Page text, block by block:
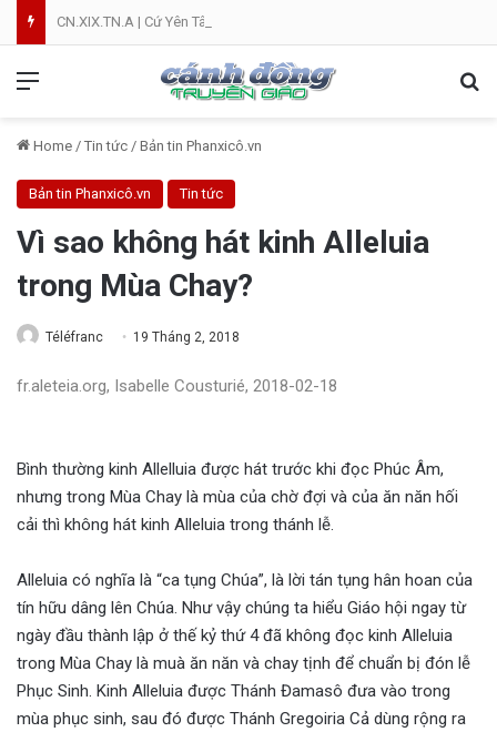
CN.XIX.TN.A | Cứ Yên Tâm | NVT
Home / Tin tức / Bản tin Phanxicô.vn
Bản tin Phanxicô.vn Tin tức
Vì sao không hát kinh Alleluia
trong Mùa Chay?
Téléfranc 19 Tháng 2, 2018
fr.aleteia.org, Isabelle Cousturié, 2018-02-18
Bình thường kinh Allelluia được hát trước khi đọc Phúc Âm,
nhưng trong Mùa Chay là mùa của chờ đợi và của ăn năn hối
cải thì không hát kinh Alleluia trong thánh lễ.
Alleluia có nghĩa là “ca tụng Chúa”, là lời tán tụng hân hoan của
tín hữu dâng lên Chúa. Như vậy chúng ta hiểu Giáo hội ngay từ
ngày đầu thành lập ở thế kỷ thứ 4 đã không đọc kinh Alleluia
trong Mùa Chay là muà ăn năn và chay tịnh để chuẩn bị đón lễ
Phục Sinh. Kinh Alleluia được Thánh Đamasô đưa vào trong
mùa phục sinh, sau đó được Thánh Gregoiria Cả dùng rộng ra